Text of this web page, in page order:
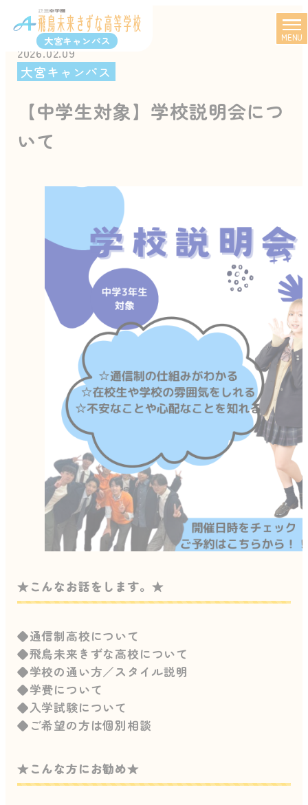
大宮キャンパス MENU
【中学生対象】学校説明会につ
いて
2026.02.09
大宮キャンパス
★こんなお話をします。★
◆通信制高校について
◆飛鳥未来きずな高校について
◆学校の通い方／スタイル説明
◆学費について
◆入学試験について
◆ご希望の方は個別相談
★こんな方にお勧め★